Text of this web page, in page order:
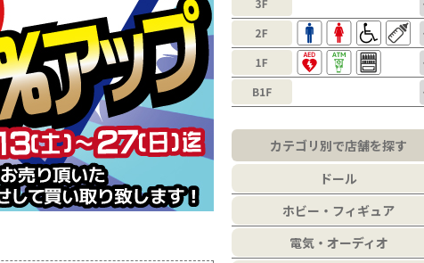
カテゴリ別で店舗を探す
ドール
ホビー・フィギュア
電気・オーディオ